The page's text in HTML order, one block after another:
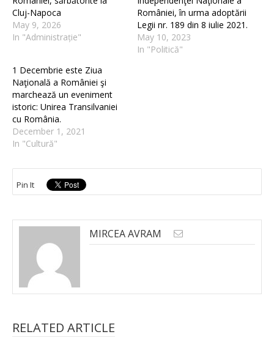
Cluj-Napoca
May 9, 2026
In "Administrație"
României, în urma adoptării
Legii nr. 189 din 8 iulie 2021.
May 10, 2023
In "Politică"
1 Decembrie este Ziua
Naţională a României şi
marchează un eveniment
istoric: Unirea Transilvaniei
cu România.
December 1, 2021
In "Cultură"
Pin It
MIRCEA AVRAM
RELATED ARTICLE